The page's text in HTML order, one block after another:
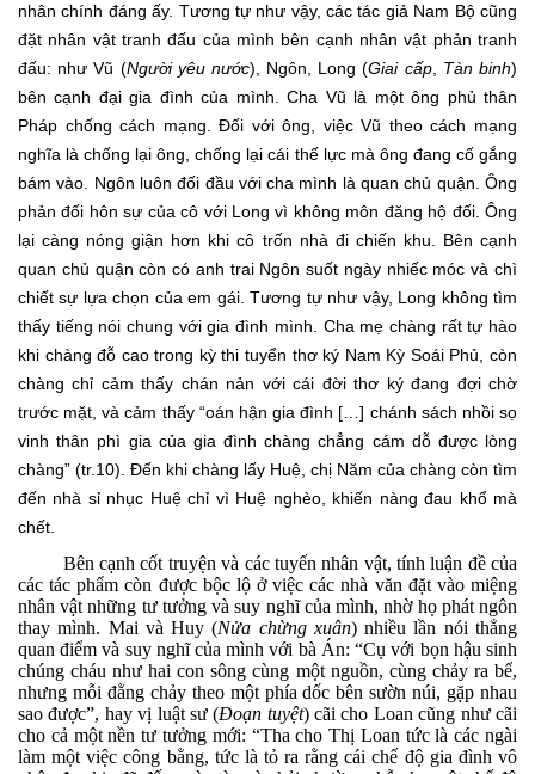
nhân chính đáng ấy. Tương tự như vậy, các tác giả Nam Bộ cũng
đặt nhân vật tranh đấu của mình bên cạnh nhân vật phản tranh
đấu: như Vũ (Người yêu nước), Ngôn, Long (Giai cấp, Tàn binh)
bên cạnh đại gia đình của mình. Cha Vũ là một ông phủ thân
Pháp chống cách mạng. Đối với ông, việc Vũ theo cách mạng
nghĩa là chống lại ông, chống lại cái thế lực mà ông đang cố gắng
bám vào. Ngôn luôn đối đầu với cha mình là quan chủ quận. Ông
phản đối hôn sự của cô với Long vì không môn đăng hộ đối. Ông
lại càng nóng giận hơn khi cô trốn nhà đi chiến khu. Bên cạnh
quan chủ quận còn có anh trai Ngôn suốt ngày nhiếc móc và chì
chiết sự lựa chọn của em gái. Tương tự như vậy, Long không tìm
thấy tiếng nói chung với gia đình mình. Cha mẹ chàng rất tự hào
khi chàng đỗ cao trong kỳ thi tuyển thơ ký Nam Kỳ Soái Phủ, còn
chàng chỉ cảm thấy chán nản với cái đời thơ ký đang đợi chờ
trước mặt, và cảm thấy “oán hận gia đình […] chánh sách nhồi sọ
vinh thân phì gia của gia đình chàng chẳng cám dỗ được lòng
chàng” (tr.10). Đến khi chàng lấy Huệ, chị Năm của chàng còn tìm
đến nhà sỉ nhục Huệ chỉ vì Huệ nghèo, khiến nàng đau khổ mà
chết.
Bên cạnh cốt truyện và các tuyến nhân vật, tính luận đề của
các tác phẩm còn được bộc lộ ở việc các nhà văn đặt vào miệng
nhân vật những tư tưởng và suy nghĩ của mình, nhờ họ phát ngôn
thay mình. Mai và Huy (Nửa chừng xuân) nhiều lần nói thẳng
quan điểm và suy nghĩ của mình với bà Án: “Cụ với bọn hậu sinh
chúng cháu như hai con sông cùng một nguồn, cùng chảy ra bể,
nhưng mỗi đằng chảy theo một phía dốc bên sườn núi, gặp nhau
sao được”, hay vị luật sư (Đoạn tuyệt) cãi cho Loan cũng như cãi
cho cả một nền tư tưởng mới: “Tha cho Thị Loan tức là các ngài
làm một việc công bằng, tức là tỏ ra rằng cái chế độ gia đình vô